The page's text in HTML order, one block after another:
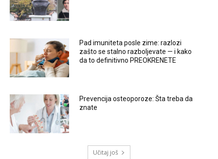
Pad imuniteta posle zime: razlozi
zašto se stalno razboljevate — i kako
da to definitivno PREOKRENETE
Prevencija osteoporoze: Šta treba da
znate
Učitaj još